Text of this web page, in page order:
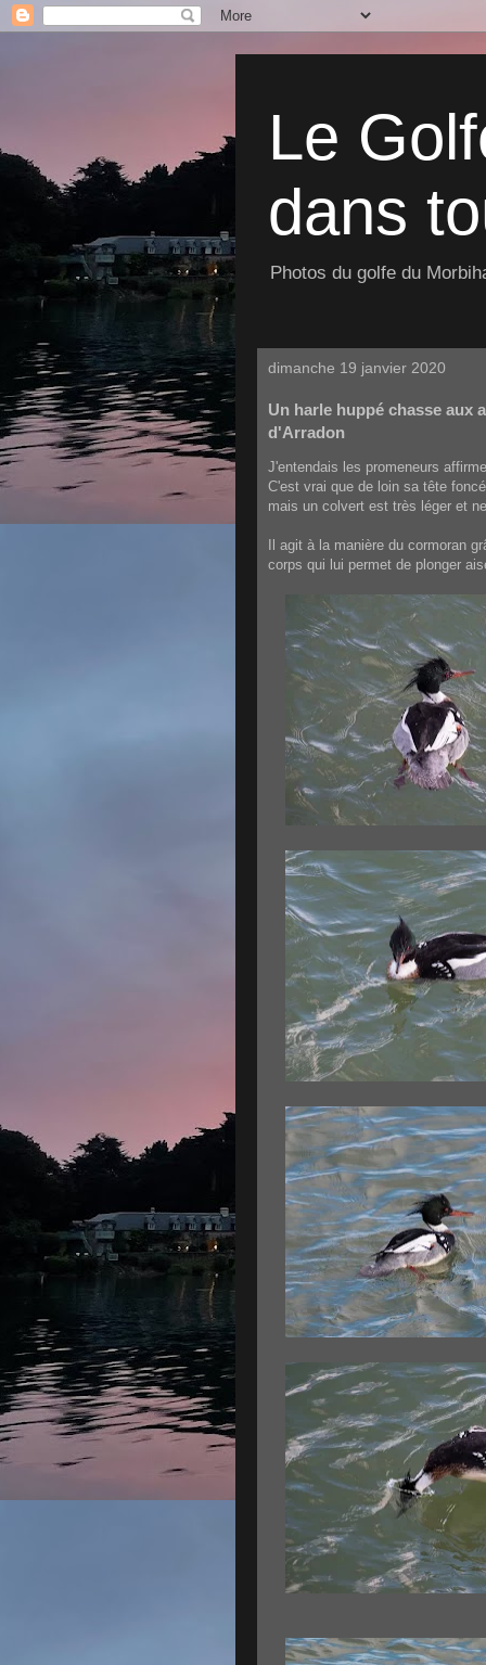
Le
dans
Photos du golfe du
dimanche 19 janvier 2020
Un harle huppé chasse aux
d'Arradon
J'entendais les promeneurs
C'est vrai que de loin sa tête
mais un colvert est très léger et
Il agit à la manière du cormoran
corps qui lui permet de plonger